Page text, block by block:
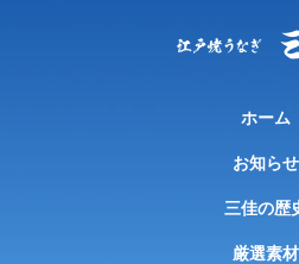
ホーム
お知らせ
三佳の歴
厳選素材